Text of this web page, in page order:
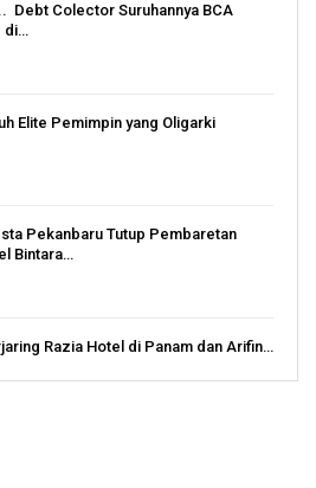
Debt Colector Suruhannya BCA
di…
Elite Pemimpin yang Oligarki
Pekanbaru Tutup Pembaretan
Bintara…
Razia Hotel di Panam dan Arifin…